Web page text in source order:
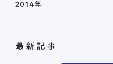
2014年
最新記事